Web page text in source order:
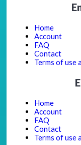
Home
Account
FAQ
Contact
Terms of use
Home
Account
FAQ
Contact
Terms of use